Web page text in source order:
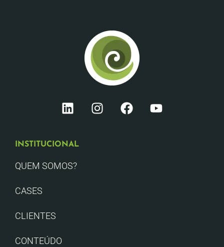
INSTITUCIONAL
QUEM SOMOS?
CASES
CLIENTES
CONTEÚDO